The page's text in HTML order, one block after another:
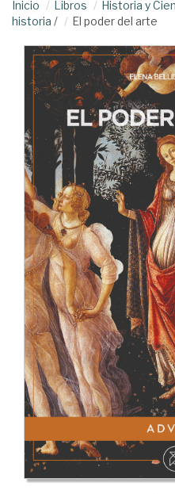
Inicio Libros Historia y
historia / El poder del arte